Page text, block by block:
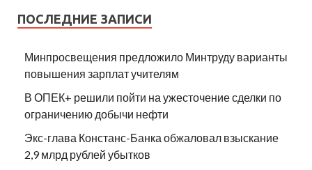
ПОСЛЕДНИЕ ЗАПИСИ
Минпросвещения предложило Минтруду варианты
повышения зарплат учителям
В ОПЕК+ решили пойти на ужесточение сделки по
ограничению добычи нефти
Экс-глава Констанс-Банка обжаловал взыскание
2,9 млрд рублей убытков